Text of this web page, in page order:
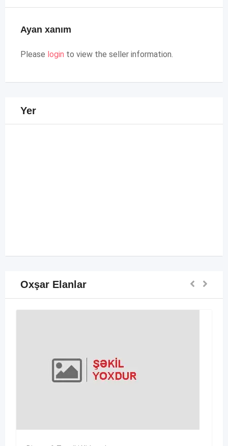
Ayan xanım
Please login to view the seller information.
Yer
Oxşar Elanlar